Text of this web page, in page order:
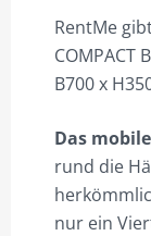
RentMe
COMPACT
B700 x
Das
rund die
nur ein